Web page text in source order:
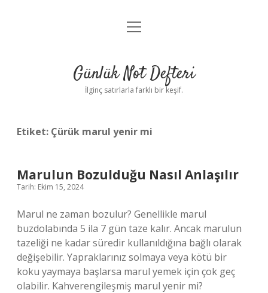
Anasayfa
Yasal Uyarı
menüyü
Günlük Not Defteri
İlginç satırlarla farklı bir keşif.
Etiket: Çürük marul yenir mi
Marulun Bozulduğu Nasıl Anlaşılır
Tarih: Ekim 15, 2024
Marul ne zaman bozulur? Genellikle marul
buzdolabında 5 ila 7 gün taze kalır. Ancak marulun
tazeliği ne kadar süredir kullanıldığına bağlı olarak
değişebilir. Yapraklarınız solmaya veya kötü bir
koku yaymaya başlarsa marul yemek için çok geç
olabilir. Kahverengileşmiş marul yenir mi?